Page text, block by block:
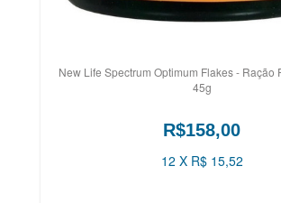
New Life Spectrum Optimum Flakes - Ração
45g
R$158,00
12 X R$ 15,52